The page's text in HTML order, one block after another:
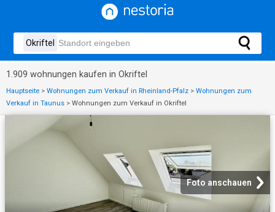
1.909 wohnungen kaufen in Okriftel
Hauptseite > Wohnungen zum Verkauf in Rheinland-Pfalz > Wohnungen zum
Verkauf in Taunus > Wohnungen zum Verkauf in Okriftel
Foto anschauen